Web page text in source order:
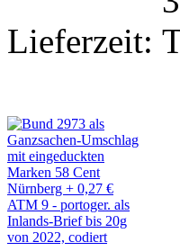
Lieferzeit: